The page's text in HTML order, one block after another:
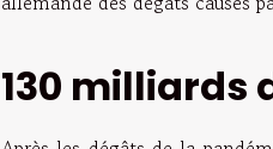
130 milliards